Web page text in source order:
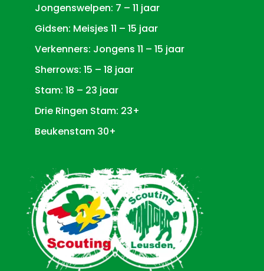
Jongenswelpen: 7 – 11 jaar
Gidsen: Meisjes 11 – 15 jaar
Verkenners: Jongens 11 – 15 jaar
Sherrows: 15 – 18 jaar
Stam: 18 – 23 jaar
Drie Ringen Stam: 23+
Beukenstam 30+